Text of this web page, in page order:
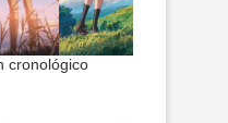
cronológico